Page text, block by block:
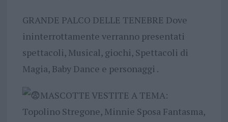
GRANDE PALCO DELLE TENEBRE Dove
ininterrottamente verranno presentati
spettacoli, Musical, giochi, Spettacoli di
Magia, Baby Dance e personaggi .
MASCOTTE VESTITE A TEMA:
Topolino Stregone, Minnie Sposa Fantasma,